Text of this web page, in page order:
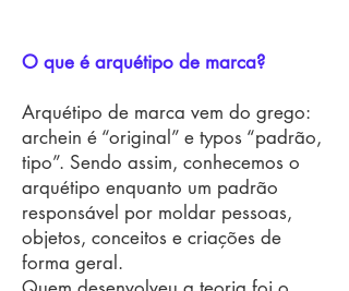
O que é arquétipo de marca?
Arquétipo de marca vem do grego:
archein é “original” e typos “padrão,
tipo”. Sendo assim, conhecemos o
arquétipo enquanto um padrão
responsável por moldar pessoas,
objetos, conceitos e criações de
forma geral.